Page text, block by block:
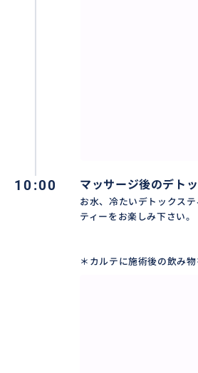
どのマッサージにもホットストー
（追加料金＄２０）
有名ホテルスパで長年トップセラ
10:00 マッサージ後のデト
お水、冷たいデトックス
ティーをお楽しみ下さい。
＊カルテに施術後の飲み物